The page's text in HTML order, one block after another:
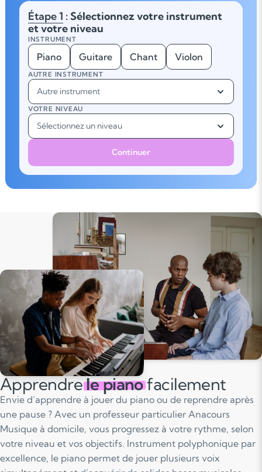
Étape 1 : Sélectionnez votre instrument
et votre niveau
INSTRUMENT
Piano Guitare Chant Violon
AUTRE INSTRUMENT
Autre instrument
VOTRE NIVEAU
Sélectionnez un niveau
Continuer
Apprendrele pianofacilement
Envie d’apprendre à jouer du piano ou de reprendre après
une pause ? Avec un professeur particulier Anacours
Musique à domicile, vous progressez à votre rythme, selon
votre niveau et vos objectifs. Instrument polyphonique par
excellence, le piano permet de jouer plusieurs voix